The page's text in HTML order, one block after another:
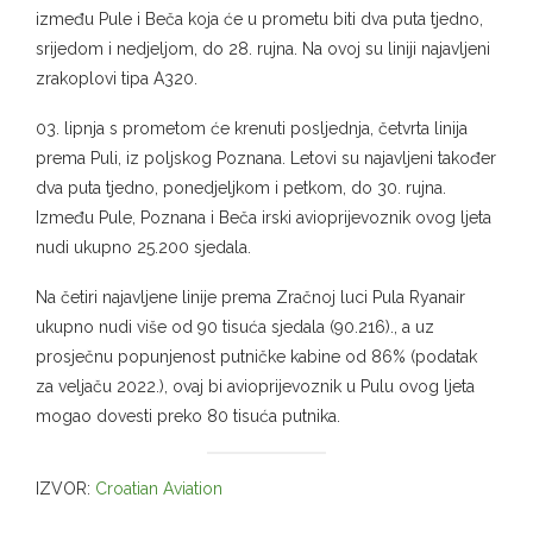
između Pule i Beča koja će u prometu biti dva puta tjedno,
srijedom i nedjeljom, do 28. rujna. Na ovoj su liniji najavljeni
zrakoplovi tipa A320.
03. lipnja s prometom će krenuti posljednja, četvrta linija
prema Puli, iz poljskog Poznana. Letovi su najavljeni također
dva puta tjedno, ponedjeljkom i petkom, do 30. rujna.
Između Pule, Poznana i Beča irski avioprijevoznik ovog ljeta
nudi ukupno 25.200 sjedala.
Na četiri najavljene linije prema Zračnoj luci Pula Ryanair
ukupno nudi više od 90 tisuća sjedala (90.216)., a uz
prosječnu popunjenost putničke kabine od 86% (podatak
za veljaču 2022.), ovaj bi avioprijevoznik u Pulu ovog ljeta
mogao dovesti preko 80 tisuća putnika.
IZVOR: Croatian Aviation